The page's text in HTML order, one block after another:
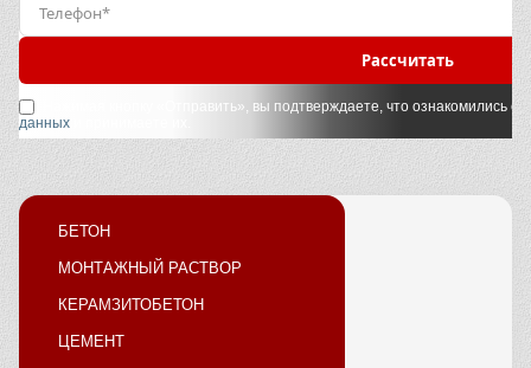
Рассчитать
Нажимая кнопку «Отправить», вы подтверждаете, что ознакомились с
данных
БЕТОН
МОНТАЖНЫЙ РАСТВОР
КЕРАМЗИТОБЕТОН
ЦЕМЕНТ